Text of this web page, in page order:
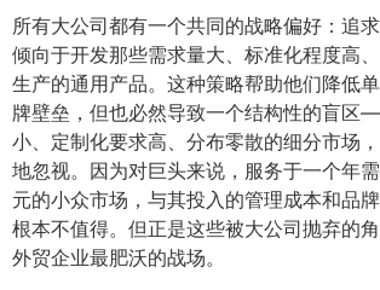
所有大公司都有一个共同的战略偏好：追
倾向于开发那些需求量大、标准化程度高
生产的通用产品。这种策略帮助他们降低
牌壁垒，但也必然导致一个结构性的盲
小、定制化要求高、分布零散的细分市场
地忽视。因为对巨头来说，服务于一个年
元的小众市场，与其投入的管理成本和品
根本不值得。但正是这些被大公司抛弃的
外贸企业最肥沃的战场。